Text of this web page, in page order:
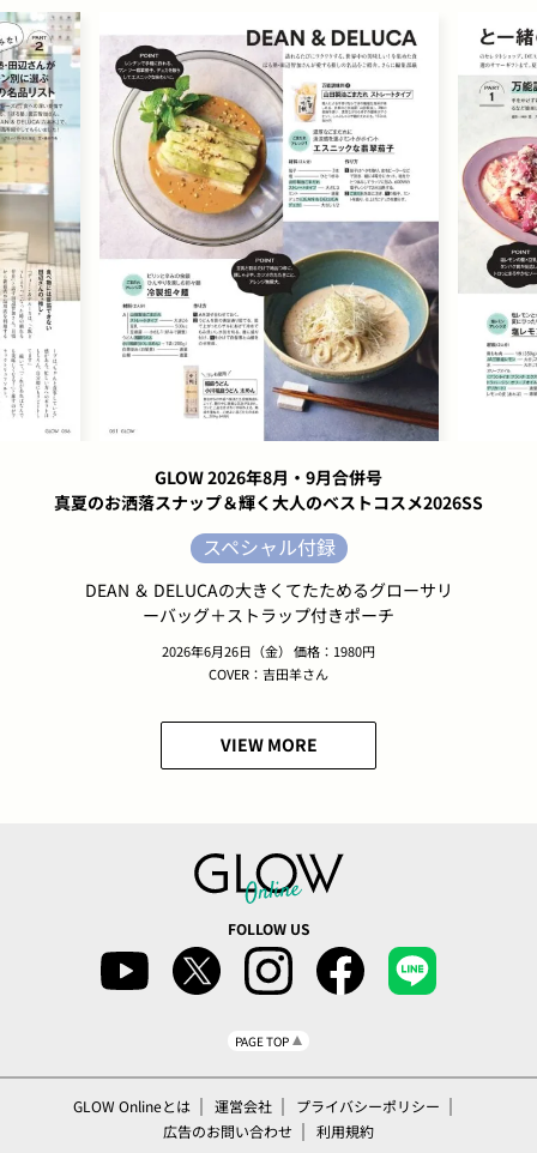
GLOW 2026年8月・9月合併号
真夏のお洒落スナップ＆輝く大人のベストコスメ2026SS
スペシャル付録
DEAN ＆ DELUCAの大きくてたためるグローサリ
ーバッグ＋ストラップ付きポーチ
2026年6月26日（金） 価格：1980円
COVER：吉田羊さん
VIEW MORE
FOLLOW US
PAGE TOP
GLOW Onlineとは 運営会社
プライバシーポリシー
広告のお問い合わせ
利用規約